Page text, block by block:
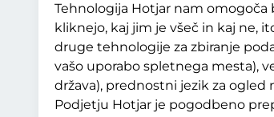
Tehnologija Hotjar nam omogoča
kliknejo, kaj jim je všeč in kaj ne,
druge tehnologije za zbiranje
vašo uporabo spletnega mesta),
država), prednostni jezik za
Podjetju Hotjar je pogodbeno